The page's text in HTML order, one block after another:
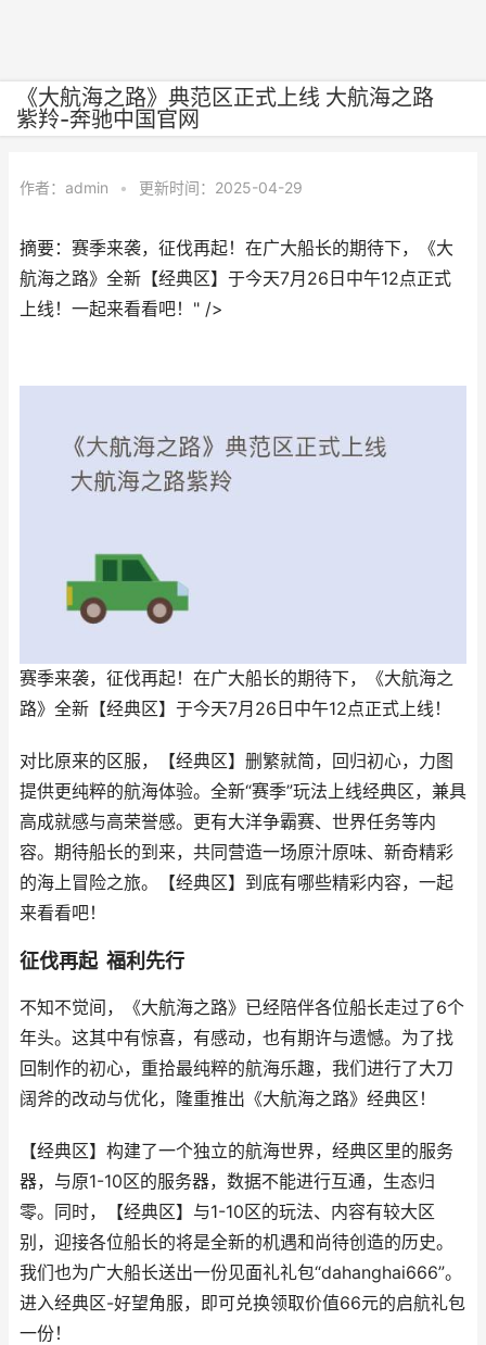
《大航海之路》典范区正式上线 大航海之路
紫羚-奔驰中国官网
作者： admin • 更新时间：2025-04-29
摘要：赛季来袭，征伐再起！在广大船长的期待下，《大
航海之路》全新【经典区】于今天7月26日中午12点正式
上线！一起来看看吧！" />
赛季来袭，征伐再起！在广大船长的期待下，《大航海之
路》全新【经典区】于今天7月26日中午12点正式上线！
对比原来的区服，【经典区】删繁就简，回归初心，力图
提供更纯粹的航海体验。全新“赛季”玩法上线经典区，兼具
高成就感与高荣誉感。更有大洋争霸赛、世界任务等内
容。期待船长的到来，共同营造一场原汁原味、新奇精彩
的海上冒险之旅。【经典区】到底有哪些精彩内容，一起
来看看吧！
征伐再起 福利先行
不知不觉间，《大航海之路》已经陪伴各位船长走过了6个
年头。这其中有惊喜，有感动，也有期许与遗憾。为了找
回制作的初心，重拾最纯粹的航海乐趣，我们进行了大刀
阔斧的改动与优化，隆重推出《大航海之路》经典区！
【经典区】构建了一个独立的航海世界，经典区里的服务
器，与原1-10区的服务器，数据不能进行互通，生态归
零。同时，【经典区】与1-10区的玩法、内容有较大区
别，迎接各位船长的将是全新的机遇和尚待创造的历史。
我们也为广大船长送出一份见面礼礼包“dahanghai666”。
进入经典区-好望角服，即可兑换领取价值66元的启航礼包
一份！